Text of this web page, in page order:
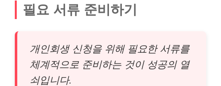
필요 서류 준비하기
개인회생 신청을 위해 필요한 서류를
체계적으로 준비하는 것이 성공의 열
쇠입니다.